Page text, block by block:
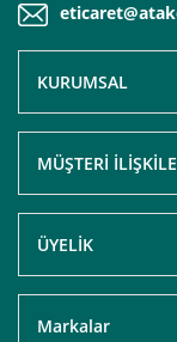
KURUMSAL
MÜŞTERİ
ÜYELİK
Markalar